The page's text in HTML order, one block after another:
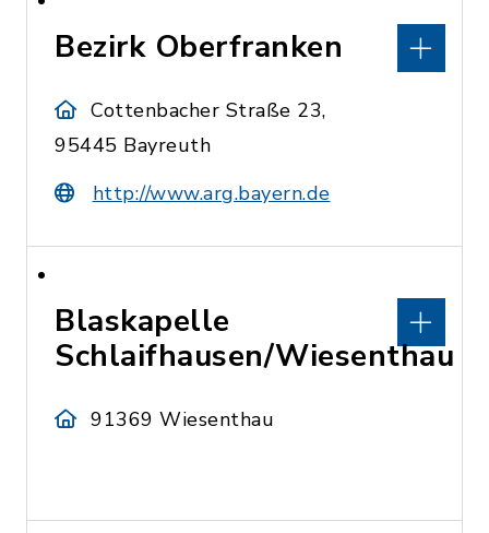
Bezirk Oberfranken
Cottenbacher Straße 23,
95445 Bayreuth
http://www.arg.bayern.de
Blaskapelle
Schlaifhausen/Wiesenthau
91369 Wiesenthau